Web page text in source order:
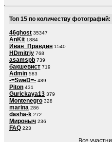
Топ 15 по количеству фотографий:
46ghost 35347
AnKit 1884
Иван_Правдин 1540
HDmitriy 768
asamspb 739
бакшевист 719
Admin 583
-=SweD=- 489
Piton 431
Gurickaya13 379
Montenegro 328
marina 286
dasha-k 272
Мироныч 236
FAQ 223
Все